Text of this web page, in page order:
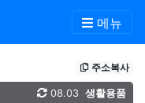
메뉴
주소복사
생활용품
08.03